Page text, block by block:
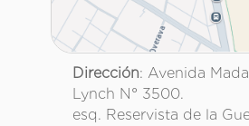
Dirección: Avenida
Lynch N° 3500.
esq. Reservista de la